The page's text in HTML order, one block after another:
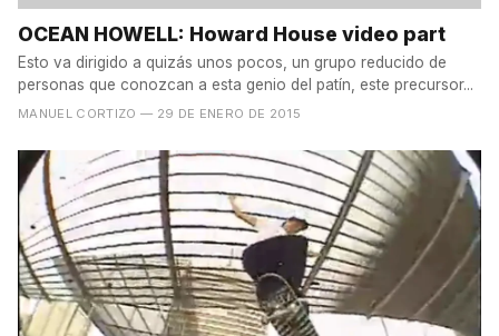
OCEAN HOWELL: Howard House video part
Esto va dirigido a quizás unos pocos, un grupo reducido de
personas que conozcan a esta genio del patín, este precursor...
MANUEL CORTIZO — 29 DE ENERO DE 2015